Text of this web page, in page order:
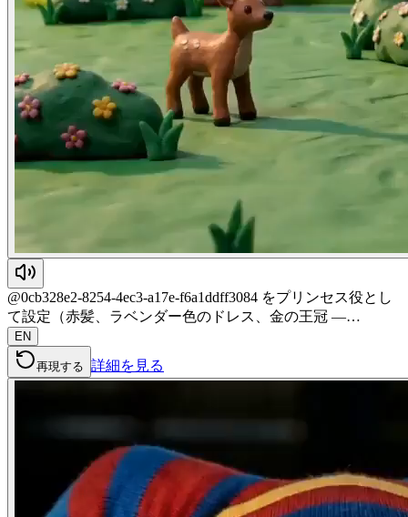
@0cb328e2-8254-4ec3-a17e-f6a1ddff3084 をプリンセス役とし
て設定（赤髪、ラベンダー色のドレス、金の王冠 —…
EN
再現する 詳細を見る